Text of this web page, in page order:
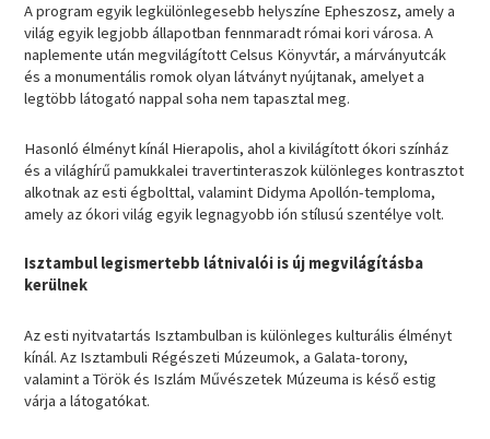
A program egyik legkülönlegesebb helyszíne Epheszosz, amely a
világ egyik legjobb állapotban fennmaradt római kori városa. A
naplemente után megvilágított Celsus Könyvtár, a márványutcák
és a monumentális romok olyan látványt nyújtanak, amelyet a
legtöbb látogató nappal soha nem tapasztal meg.
Hasonló élményt kínál Hierapolis, ahol a kivilágított ókori színház
és a világhírű pamukkalei travertinteraszok különleges kontrasztot
alkotnak az esti égbolttal, valamint Didyma Apollón-temploma,
amely az ókori világ egyik legnagyobb ión stílusú szentélye volt.
Isztambul legismertebb látnivalói is új megvilágításba
kerülnek
Az esti nyitvatartás Isztambulban is különleges kulturális élményt
kínál. Az Isztambuli Régészeti Múzeumok, a Galata-torony,
valamint a Török és Iszlám Művészetek Múzeuma is késő estig
várja a látogatókat.